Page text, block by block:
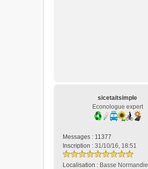
sicetaitsimple
Econologue expert
Messages : 11377
Inscription : 31/10/16, 18:51
Localisation : Basse Normandie